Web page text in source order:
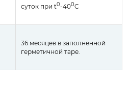
суток при t0-400C
36 месяцев в заполненной
герметичной таре.